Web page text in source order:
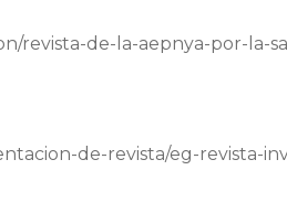
revista-de-la-aepnya-por-
de-revista/eg-revista-